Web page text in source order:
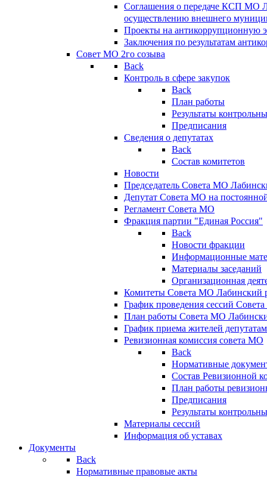
Соглашения о передаче КСП МО
осуществлению внешнего
Проекты на антикоррупционную
Заключения по результатам
Совет МО 2го созыва
Back
Контроль в сфере закупок
Back
План работы
Результаты
Предписания
Сведения о депутатах
Back
Состав комитетов
Новости
Председатель Совета МО
Депутат Совета МО на
Регламент Совета МО
Фракция партии "Единая Россия"
Back
Новости фракции
Информационные
Материалы заседаний
Организационная
Комитеты Совета МО Лабинский
График проведения сессий
План работы Совета МО
График приема жителей
Ревизионная комиссия совета МО
Back
Нормативные
Состав Ревизионной
План работы
Предписания
Результаты
Материалы сессий
Информация об уставах
Документы
Back
Нормативные правовые акты